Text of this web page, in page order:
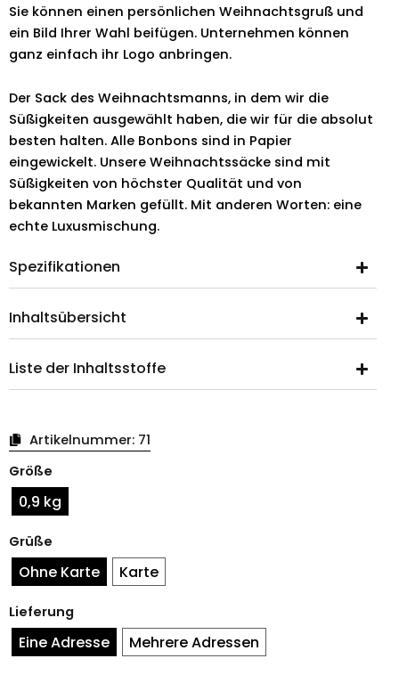
Sie können einen persönlichen Weihnachtsgruß und
ein Bild Ihrer Wahl beifügen. Unternehmen können
ganz einfach ihr Logo anbringen.
Der Sack des Weihnachtsmanns, in dem wir die
Süßigkeiten ausgewählt haben, die wir für die absolut
besten halten. Alle Bonbons sind in Papier
eingewickelt. Unsere Weihnachtssäcke sind mit
Süßigkeiten von höchster Qualität und von
bekannten Marken gefüllt. Mit anderen Worten: eine
echte Luxusmischung.
Spezifikationen
Inhaltsübersicht
Liste der Inhaltsstoffe
Artikelnummer: 71
Größe
0,9 kg
Grüße
Ohne Karte Karte
Lieferung
Eine Adresse Mehrere Adressen
Weihnachtsmann
Menge